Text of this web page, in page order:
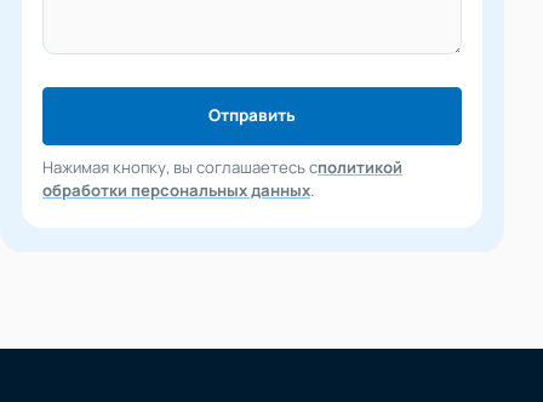
Отправить
Нажимая кнопку, вы соглашаетесь сполитикой
обработки персональных данных.